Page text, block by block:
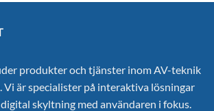
produkter och tjänster inom AV-teknik
Vi är specialister på interaktiva lösningar
skyltning med användaren i fokus.